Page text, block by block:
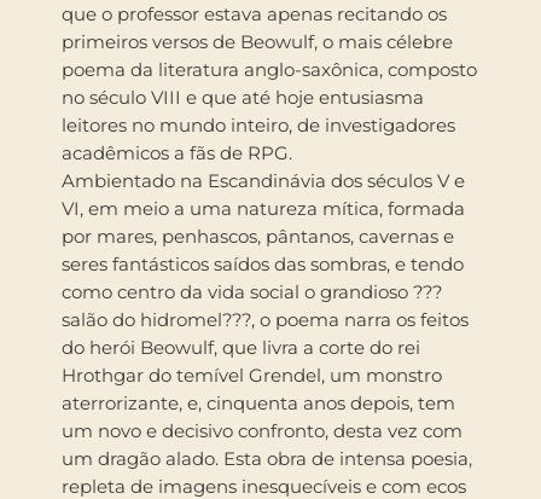
que o professor estava apenas recitando os
primeiros versos de Beowulf, o mais célebre
poema da literatura anglo-saxônica, composto
no século VIII e que até hoje entusiasma
leitores no mundo inteiro, de investigadores
acadêmicos a fãs de RPG.
Ambientado na Escandinávia dos séculos V e
VI, em meio a uma natureza mítica, formada
por mares, penhascos, pântanos, cavernas e
seres fantásticos saídos das sombras, e tendo
como centro da vida social o grandioso ???
salão do hidromel???, o poema narra os feitos
do herói Beowulf, que livra a corte do rei
Hrothgar do temível Grendel, um monstro
aterrorizante, e, cinquenta anos depois, tem
um novo e decisivo confronto, desta vez com
um dragão alado. Esta obra de intensa poesia,
repleta de imagens inesquecíveis e com ecos